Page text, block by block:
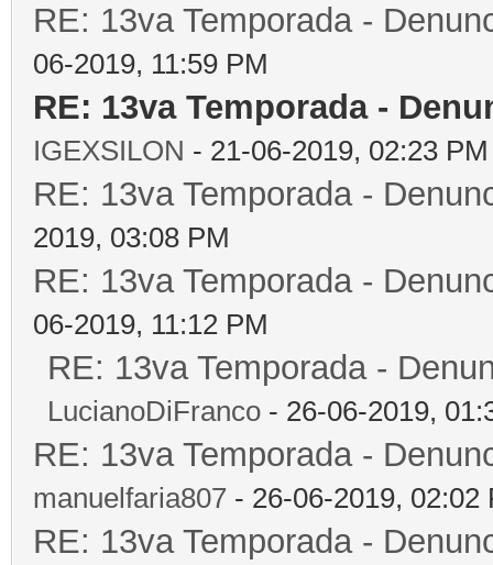
RE: 13va Temporada -
06-2019, 11:59 PM
RE: 13va Temporada -
IGEXSILON - 21-06-2019, 02:23 PM
RE: 13va Temporada -
2019, 03:08 PM
RE: 13va Temporada -
06-2019, 11:12 PM
RE: 13va Temporada -
LucianoDiFranco - 26-06-2019,
RE: 13va Temporada -
manuelfaria807 - 26-06-2019, 02:02
RE: 13va Temporada -